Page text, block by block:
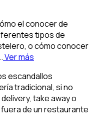
el conocer de
tipos de
o cómo conocer
Ver más
escandallos
tradicional, si no
take away o
de un restaurante